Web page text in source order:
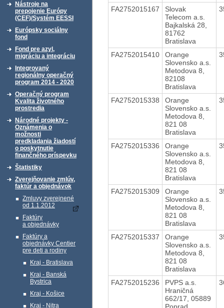
Nástroje na
prepojenie Európy
(CEF)/Systém EESSI
Európsky sociálny
fond
Fond pre azyl,
migráciu a integráciu
Integrovaný
regionálny operačný
program 2014 - 2020
Operačný program
Kvalita životného
prostredia
Národné projekty -
Oznámenia o
možnosti
predkladania žiadostí
o poskytnutie
finančného príspevku
Štatistiky
Zverejňovanie zmlúv,
faktúr a objednávok
Zmluvy zverejnené
od 1.1.2012
Faktúry
a objednávky
Faktúry a
objednávky Centier
pre deti a rodiny
Kraj - Bratislava
Kraj - Banská
Bystrica
Kraj - Košice
Kraj - Nitra
FA2752015167
Slovak
Telecom a.s.
Bajkalská 28,
81762
Bratislava
FA2752015410
Orange
Slovensko a.s.
Metodova 8,
82108
Bratislava
FA2752015338
Orange
Slovensko a.s.
Metodova 8,
821 08
Bratislava
FA2752015336
Orange
Slovensko a.s.
Metodova 8,
821 08
Bratislava
FA2752015309
Orange
Slovensko a.s.
Metodova 8,
821 08
Bratislava
FA2752015337
Orange
Slovensko a.s.
Metodova 8,
821 08
Bratislava
FA2752015236
PVPS a.s.
Hraničná
662/17, 05889